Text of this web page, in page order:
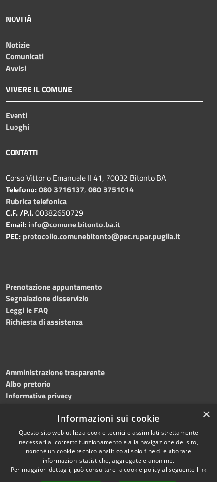
NOVITÀ
Notizie
Comunicati
Avvisi
VIVERE IL COMUNE
Eventi
Luoghi
CONTATTI
Corso Vittorio Emanuele II 41, 70032 Bitonto BA
Telefono:080 3716137, 080 3751014
Rubrica telefonica
C.F. /P.I.00382650729
Email: info@comune.bitonto.ba.it
PEC: protocollo.comunebitonto@pec.rupar.puglia.it
Prenotazione appuntamento
Segnalazione disservizio
Leggi le FAQ
Richiesta di assistenza
Amministrazione trasparente
Albo pretorio
Informativa privacy
Dichiarazione di accessibilità Meccanismo di feedback
RSS
Accessibilità
Copyright © 2026 • Comune di
×
Informazioni sui cookie
Questo sito web utilizza cookie tecnici e assimilati strettamente
necessari al corretto funzionamento e alla navigazione del sito,
nonché un cookie tecnico analitico al solo fine di elaborare
informazioni statistiche, aggregate e anonime.
Per maggiori dettagli, può consultare la cookie policy al seguente link